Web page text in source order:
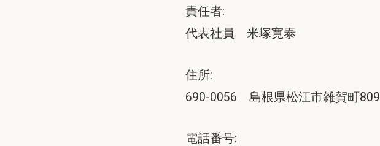
責任者:
代表社員 米塚寛泰
住所:
690-0056 島根県松江市雑賀町809
電話番号: